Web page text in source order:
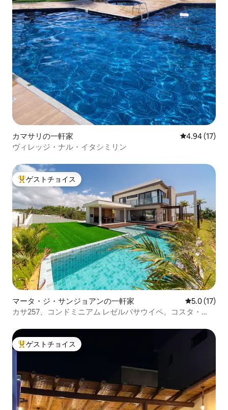
カマサリの一軒家 レビュー17
4.94 (17)
ヴィレッジ・ナル・イタシミリン
大好評のゲストチョイスです。
ゲストチョイス
マータ・ジ・サンジョアンの一軒家 レビュー17
5.0 (17)
カサ257、コンドミニアム レゼルバサウイペ。コスタ・
大好評のゲストチョイスです。
ゲストチョイス